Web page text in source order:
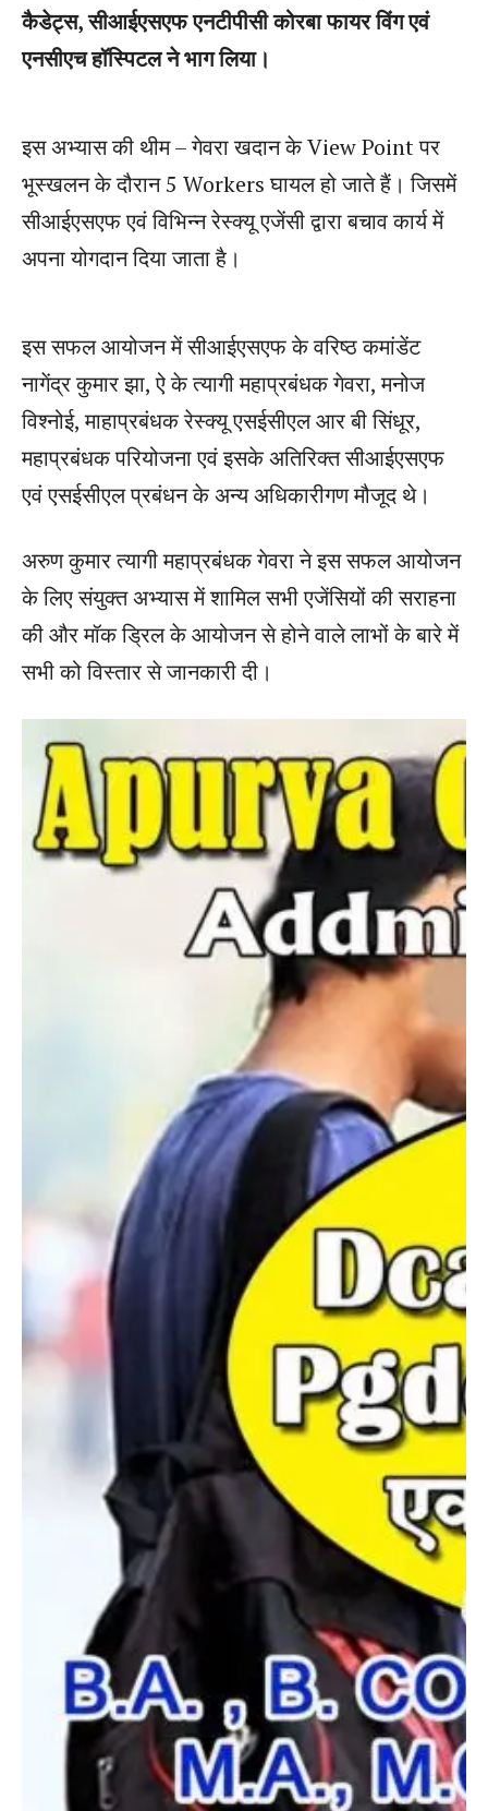
कैडेट्स, सीआईएसएफ एनटीपीसी कोरबा फायर विंग एवं
एनसीएच हॉस्पिटल ने भाग लिया।
इस अभ्यास की थीम – गेवरा खदान के View Point पर
भूस्खलन के दौरान 5 Workers घायल हो जाते हैं। जिसमें
सीआईएसएफ एवं विभिन्न रेस्क्यू एजेंसी द्वारा बचाव कार्य में
अपना योगदान दिया जाता है।
इस सफल आयोजन में सीआईएसएफ के वरिष्ठ कमांडेंट
नागेंद्र कुमार झा, ऐ के त्यागी महाप्रबंधक गेवरा, मनोज
विश्नोई, माहाप्रबंधक रेस्क्यू एसईसीएल आर बी सिंधूर,
महाप्रबंधक परियोजना एवं इसके अतिरिक्त सीआईएसएफ
एवं एसईसीएल प्रबंधन के अन्य अधिकारीगण मौजूद थे।
अरुण कुमार त्यागी महाप्रबंधक गेवरा ने इस सफल आयोजन
के लिए संयुक्त अभ्यास में शामिल सभी एजेंसियों की सराहना
की और मॉक ड्रिल के आयोजन से होने वाले लाभों के बारे में
सभी को विस्तार से जानकारी दी।